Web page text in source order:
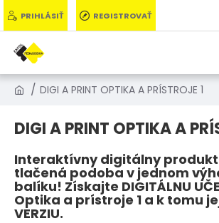
PRIHLÁSIŤ REGISTROVAŤ
DIGI A PRINT OPTIKA A PRÍSTROJE 1
DIGI A PRINT OPTIKA A
Interaktívny digitálny produkt
tlačená podoba v jednom
balíku! Získajte DIGITÁLNU
Optika a prístroje 1 a k tomu jej
VERZIU.